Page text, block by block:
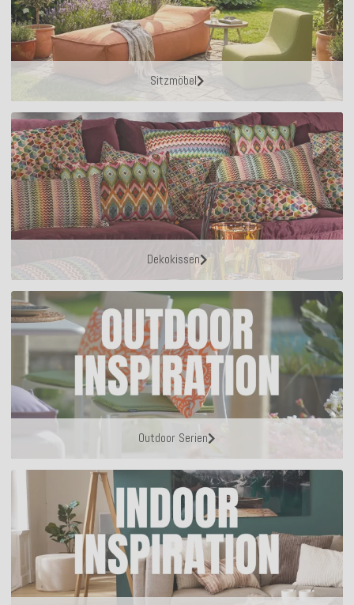
Sitzmöbel
Dekokissen
Outdoor Serien